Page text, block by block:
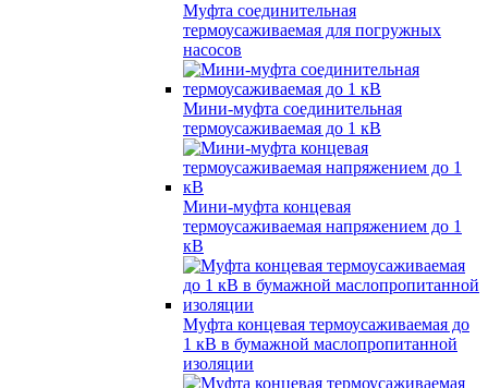
Муфта соединительная
термоусаживаемая для погружных
насосов
Мини-муфта соединительная
термоусаживаемая до 1 кВ
Мини-муфта концевая
термоусаживаемая напряжением до 1
кВ
Муфта концевая термоусаживаемая до
1 кВ в бумажной маслопропитанной
изоляции